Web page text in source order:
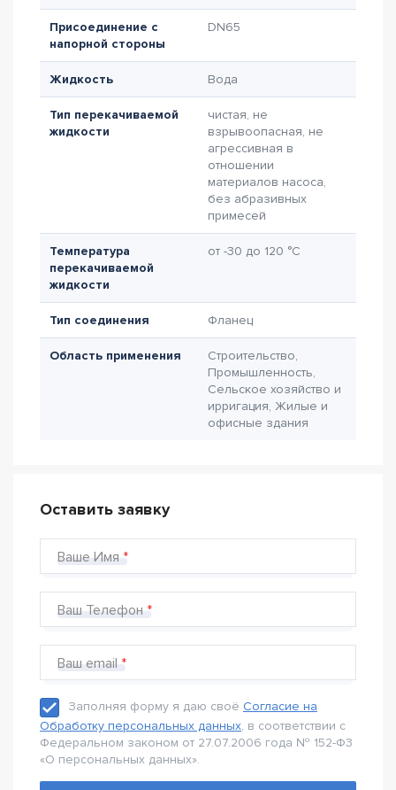
Присоединение с
напорной стороны
DN65
Жидкость Вода
Тип перекачиваемой
жидкости
чистая, не
взрывоопасная, не
агрессивная в
отношении
материалов насоса,
без абразивных
примесей
Температура
перекачиваемой
жидкости
от -30 до 120 °C
Тип соединения Фланец
Область применения
Строительство,
Промышленность,
Сельское хозяйство и
ирригация, Жилые и
офисные здания
Оставить заявку
Ваше Имя
Ваш Телефон
Ваш email
Заполняя форму я даю своё Согласие на
Обработку персональных данных, в соответствии с
Федеральном законом от 27.07.2006 года № 152-Ф3
«О персональных данных».